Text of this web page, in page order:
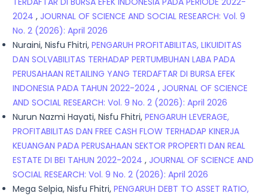
2024 , JOURNAL OF SCIENCE AND SOCIAL RESEARCH: Vol. 9
No. 2 (2026): April 2026
Nuraini, Nisfu Fhitri, PENGARUH PROFITABILITAS, LIKUIDITAS
DAN SOLVABILITAS TERHADAP PERTUMBUHAN LABA PADA
PERUSAHAAN RETAILING YANG TERDAFTAR DI BURSA EFEK
INDONESIA PADA TAHUN 2022-2024 , JOURNAL OF SCIENCE
AND SOCIAL RESEARCH: Vol. 9 No. 2 (2026): April 2026
Nurun Nazmi Hayati, Nisfu Fhitri, PENGARUH LEVERAGE,
PROFITABILITAS DAN FREE CASH FLOW TERHADAP KINERJA
KEUANGAN PADA PERUSAHAAN SEKTOR PROPERTI DAN REAL
ESTATE DI BEI TAHUN 2022-2024 , JOURNAL OF SCIENCE AND
SOCIAL RESEARCH: Vol. 9 No. 2 (2026): April 2026
Mega Selpia, Nisfu Fhitri, PENGARUH DEBT TO ASSET RATIO,